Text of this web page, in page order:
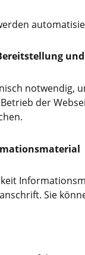
notwendig,
der
Sie